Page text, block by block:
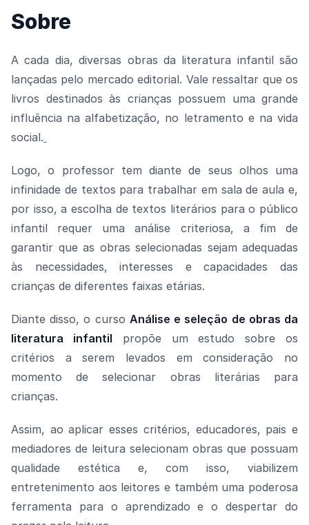
Sobre
A cada dia, diversas obras da literatura infantil são
lançadas pelo mercado editorial. Vale ressaltar que os
livros destinados às crianças possuem uma grande
influência na alfabetização, no letramento e na vida
social.
Logo, o professor tem diante de seus olhos uma
infinidade de textos para trabalhar em sala de aula e,
por isso, a escolha de textos literários para o público
infantil requer uma análise criteriosa, a fim de
garantir que as obras selecionadas sejam adequadas
às necessidades, interesses e capacidades das
crianças de diferentes faixas etárias.
Diante disso, o curso Análise e seleção de obras da
literatura infantil propõe um estudo sobre os
critérios a serem levados em consideração no
momento de selecionar obras literárias para
crianças.
Assim, ao aplicar esses critérios, educadores, pais e
mediadores de leitura selecionam obras que possuam
qualidade estética e, com isso, viabilizem
entretenimento aos leitores e também uma poderosa
ferramenta para o aprendizado e o despertar do